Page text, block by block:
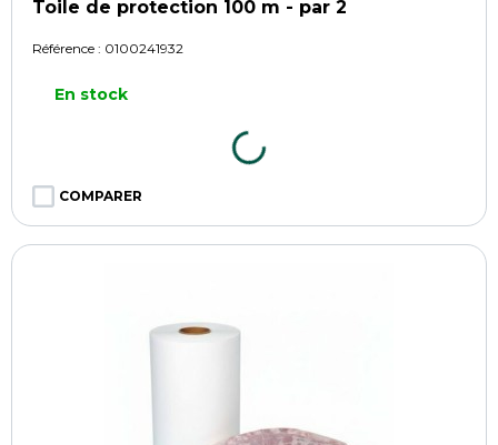
Toile de protection 100 m - par 2
Référence : 0100241932
En stock
COMPARER